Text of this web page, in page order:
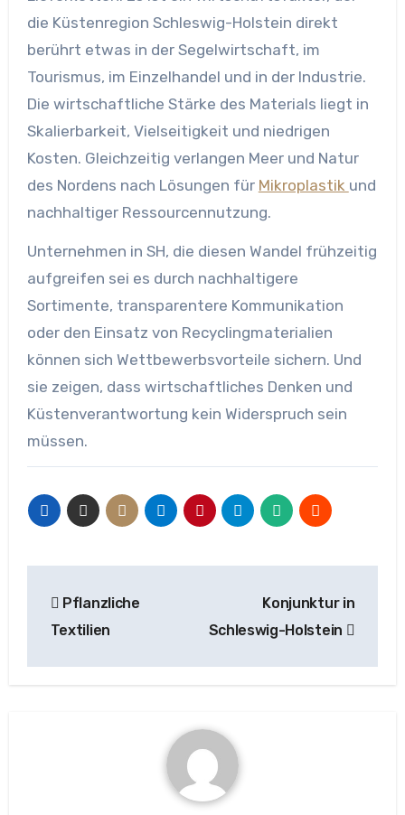
die Küstenregion Schleswig-Holstein direkt
berührt etwas in der Segelwirtschaft, im
Tourismus, im Einzelhandel und in der Industrie.
Die wirtschaftliche Stärke des Materials liegt in
Skalierbarkeit, Vielseitigkeit und niedrigen
Kosten. Gleichzeitig verlangen Meer und Natur
des Nordens nach Lösungen für Mikroplastik und
nachhaltiger Ressourcennutzung.
Unternehmen in SH, die diesen Wandel frühzeitig
aufgreifen sei es durch nachhaltigere
Sortimente, transparentere Kommunikation
oder den Einsatz von Recyclingmaterialien
können sich Wettbewerbsvorteile sichern. Und
sie zeigen, dass wirtschaftliches Denken und
Küstenverantwortung kein Widerspruch sein
müssen.
Pflanzliche
Textilien
Konjunktur in
Schleswig-Holstein